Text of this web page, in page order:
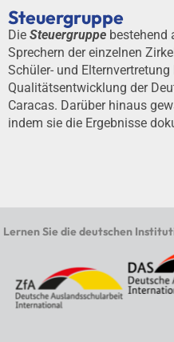
Steuergruppe
Die Steuergruppe bestehend
Sprechern der einzelnen
Schüler- und
Qualitätsentwicklung der
Caracas. Darüber hinaus
indem sie die Ergebnisse
Lernen Sie die deutschen